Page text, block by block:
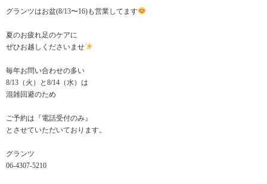
グランツはお盆(8/13〜16)も営業してます
夏のお疲れ足のケアに
ぜひお越しくださいませ
毎年お問い合わせの多い
8/13（火）と8/14（水）は
混雑回避のため
ご予約は『電話受付のみ』
とさせていただいております。
グランツ
06-4307-5210